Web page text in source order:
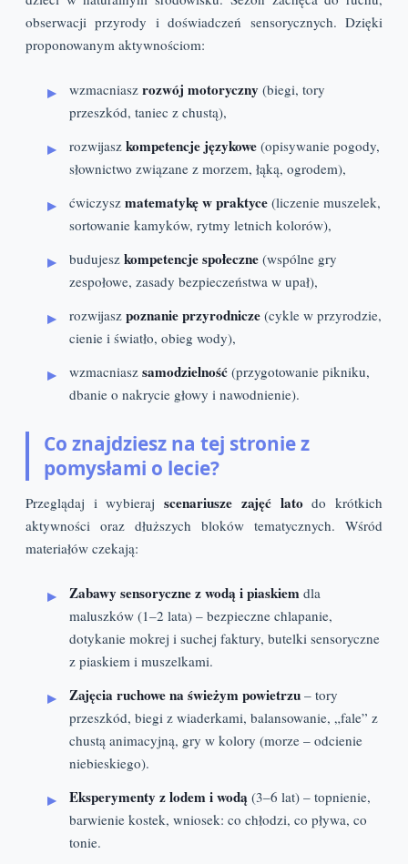
obserwacji przyrody i doświadczeń sensorycznych. Dzięki
proponowanym aktywnościom:
wzmacniasz rozwój motoryczny (biegi, tory
przeszkód, taniec z chustą),
rozwijasz kompetencje językowe (opisywanie pogody,
słownictwo związane z morzem, łąką, ogrodem),
ćwiczysz matematykę w praktyce (liczenie muszelek,
sortowanie kamyków, rytmy letnich kolorów),
budujesz kompetencje społeczne (wspólne gry
zespołowe, zasady bezpieczeństwa w upał),
rozwijasz poznanie przyrodnicze (cykle w przyrodzie,
cienie i światło, obieg wody),
wzmacniasz samodzielność (przygotowanie pikniku,
dbanie o nakrycie głowy i nawodnienie).
Co znajdziesz na tej stronie z
pomysłami o lecie?
Przeglądaj i wybierajscenariusze zajęć latodo krótkich
aktywności oraz dłuższych bloków tematycznych. Wśród
materiałów czekają:
Zabawy sensoryczne z wodą i piaskiem dla
maluszków (1–2 lata) – bezpieczne chlapanie,
dotykanie mokrej i suchej faktury, butelki sensoryczne
z piaskiem i muszelkami.
Zajęcia ruchowe na świeżym powietrzu – tory
przeszkód, biegi z wiaderkami, balansowanie, „fale” z
chustą animacyjną, gry w kolory (morze – odcienie
niebieskiego).
Eksperymenty z lodem i wodą (3–6 lat) – topnienie,
barwienie kostek, wniosek: co chłodzi, co pływa, co
tonie.